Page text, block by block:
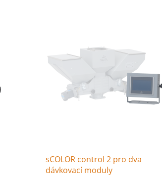
sCOLOR control 2 pro dva
dávkovací moduly